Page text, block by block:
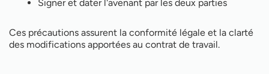
Signer et dater l'avenant par les deux parties
Ces précautions assurent la conformité légale et la clarté
des modifications apportées au contrat de travail.